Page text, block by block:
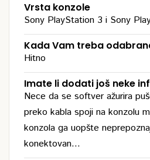
Vrsta konzole
Sony PlayStation 3 i Sony
Kada Vam treba
Hitno
Imate li dodati još neke
Nece da se softver ažurira
preko kabla spoji na konzolu
konzola ga uopšte
konektovan...